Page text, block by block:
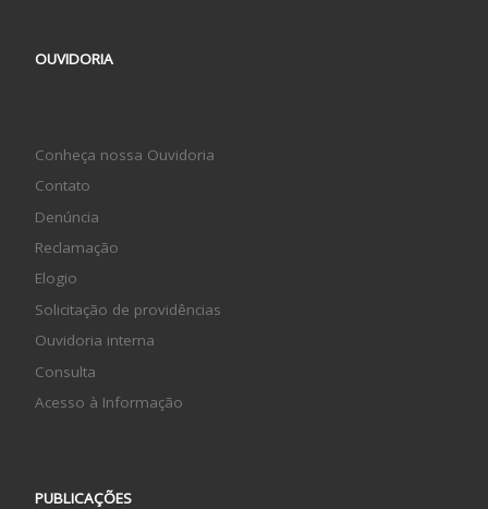
OUVIDORIA
Conheça nossa Ouvidoria
Contato
Denúncia
Reclamação
Elogio
Solicitação de providências
Ouvidoria interna
Consulta
Acesso à Informação
PUBLICAÇÕES